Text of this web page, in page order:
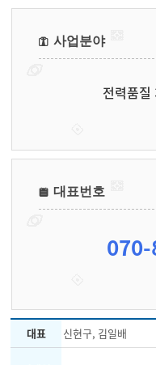
사업분야
전력품
대표번호
대표 신현구, 김일배